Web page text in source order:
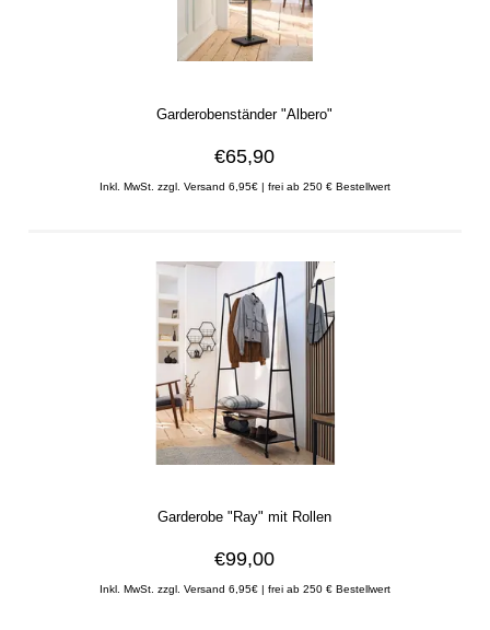
Garderobenständer "Albero"
€65,90
Inkl. MwSt. zzgl. Versand 6,95€ | frei ab 250 € Bestellwert
Garderobe "Ray" mit Rollen
€99,00
Inkl. MwSt. zzgl. Versand 6,95€ | frei ab 250 € Bestellwert